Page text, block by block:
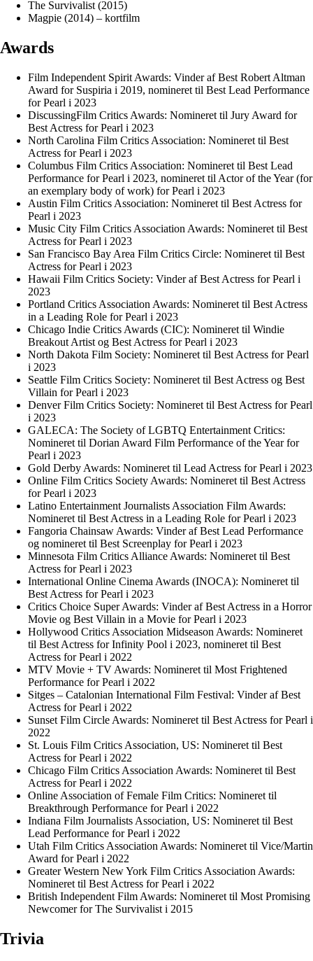
The Survivalist (2015)
Magpie (2014) – kortfilm
Awards
Film Independent Spirit Awards: Vinder af Best Robert Altman
Award for Suspiria i 2019, nomineret til Best Lead Performance
for Pearl i 2023
DiscussingFilm Critics Awards: Nomineret til Jury Award for
Best Actress for Pearl i 2023
North Carolina Film Critics Association: Nomineret til Best
Actress for Pearl i 2023
Columbus Film Critics Association: Nomineret til Best Lead
Performance for Pearl i 2023, nomineret til Actor of the Year (for
an exemplary body of work) for Pearl i 2023
Austin Film Critics Association: Nomineret til Best Actress for
Pearl i 2023
Music City Film Critics Association Awards: Nomineret til Best
Actress for Pearl i 2023
San Francisco Bay Area Film Critics Circle: Nomineret til Best
Actress for Pearl i 2023
Hawaii Film Critics Society: Vinder af Best Actress for Pearl i
2023
Portland Critics Association Awards: Nomineret til Best Actress
in a Leading Role for Pearl i 2023
Chicago Indie Critics Awards (CIC): Nomineret til Windie
Breakout Artist og Best Actress for Pearl i 2023
North Dakota Film Society: Nomineret til Best Actress for Pearl
i 2023
Seattle Film Critics Society: Nomineret til Best Actress og Best
Villain for Pearl i 2023
Denver Film Critics Society: Nomineret til Best Actress for Pearl
i 2023
GALECA: The Society of LGBTQ Entertainment Critics:
Nomineret til Dorian Award Film Performance of the Year for
Pearl i 2023
Gold Derby Awards: Nomineret til Lead Actress for Pearl i 2023
Online Film Critics Society Awards: Nomineret til Best Actress
for Pearl i 2023
Latino Entertainment Journalists Association Film Awards:
Nomineret til Best Actress in a Leading Role for Pearl i 2023
Fangoria Chainsaw Awards: Vinder af Best Lead Performance
og nomineret til Best Screenplay for Pearl i 2023
Minnesota Film Critics Alliance Awards: Nomineret til Best
Actress for Pearl i 2023
International Online Cinema Awards (INOCA): Nomineret til
Best Actress for Pearl i 2023
Critics Choice Super Awards: Vinder af Best Actress in a Horror
Movie og Best Villain in a Movie for Pearl i 2023
Hollywood Critics Association Midseason Awards: Nomineret
til Best Actress for Infinity Pool i 2023, nomineret til Best
Actress for Pearl i 2022
MTV Movie + TV Awards: Nomineret til Most Frightened
Performance for Pearl i 2022
Sitges – Catalonian International Film Festival: Vinder af Best
Actress for Pearl i 2022
Sunset Film Circle Awards: Nomineret til Best Actress for Pearl i
2022
St. Louis Film Critics Association, US: Nomineret til Best
Actress for Pearl i 2022
Chicago Film Critics Association Awards: Nomineret til Best
Actress for Pearl i 2022
Online Association of Female Film Critics: Nomineret til
Breakthrough Performance for Pearl i 2022
Indiana Film Journalists Association, US: Nomineret til Best
Lead Performance for Pearl i 2022
Utah Film Critics Association Awards: Nomineret til Vice/Martin
Award for Pearl i 2022
Greater Western New York Film Critics Association Awards:
Nomineret til Best Actress for Pearl i 2022
British Independent Film Awards: Nomineret til Most Promising
Newcomer for The Survivalist i 2015
Trivia